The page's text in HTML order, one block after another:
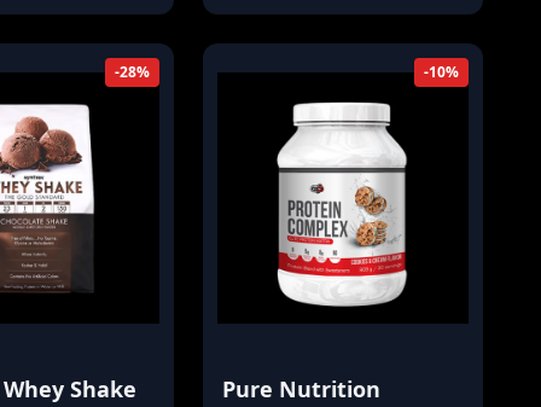
-28%
Shake
-10%
Pure Nutrition